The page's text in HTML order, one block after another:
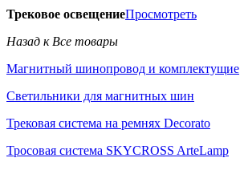
Трековое освещениеПросмотреть
Назад к Все товары
Магнитный шинопровод и комплектущие
Светильники для магнитных шин
Трековая система на ремнях Decorato
Тросовая система SKYCROSS ArteLamp